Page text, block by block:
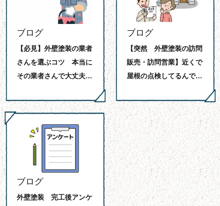
ブログ
【必見】外壁塗装の業者
さんを選ぶコツ 本当に
その業者さんで大丈夫…
ブログ
【突然 外壁塗装の訪問
販売・訪問営業】近くで
屋根の点検してるんで…
ブログ
外壁塗装 完工後アンケ